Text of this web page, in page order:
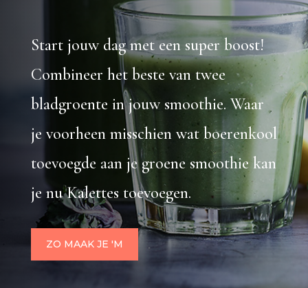
Start jouw dag met een super boost!
Combineer het beste van twee
bladgroente in jouw smoothie. Waar
je voorheen misschien wat boerenkool
toevoegde aan je groene smoothie kan
je nu Kalettes toevoegen.
ZO MAAK JE 'M